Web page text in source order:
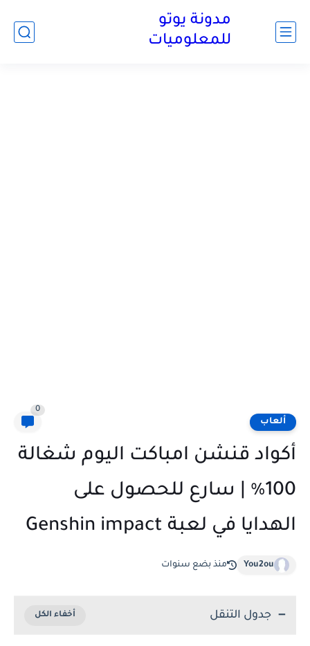
مدونة يوتو
للمعلوميات
ألعاب
0
أكواد قنشن امباكت اليوم شغالة
100٪ | سارع للحصول على
الهدايا في لعبة Genshin impact
You2ou منذ بضع سنوات
جدول التنقل